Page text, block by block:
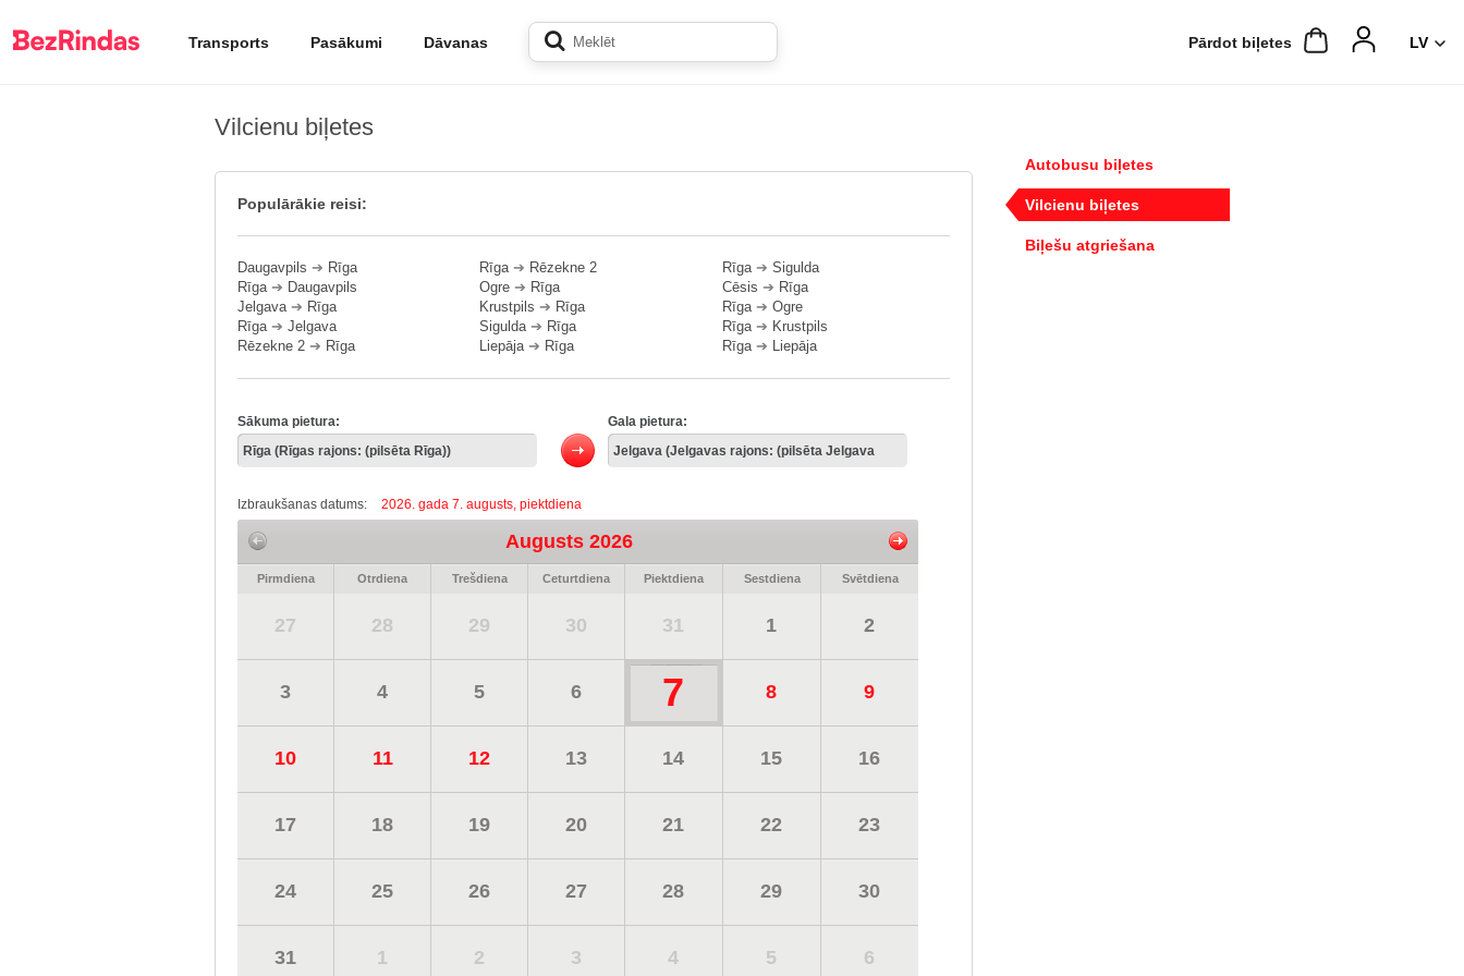
Transports Pasākumi Dāvanas Pārdot biļetes
Vilcienu biļetes
Populārākie reisi:
Daugavpils ➔ Rīga
Rīga➔ Daugavpils
Jelgava➔ Rīga
Rīga➔ Jelgava
Rēzekne 2 ➔ Rīga
Rīga➔ Rēzekne 2
Ogre ➔ Rīga
Krustpils ➔ Rīga
Sigulda➔ Rīga
Liepāja➔ Rīga
Rīga➔ Sigulda
Cēsis ➔ Rīga
Rīga➔ Ogre
Rīga➔ Krustpils
Rīga➔ Liepāja
Sākuma pietura: Gala pietura:
Izbraukšanas datums: 2026. gada 7. augusts, piektdiena
Augusts 2026
Pirmdiena Otrdiena Trešdiena Ceturtdiena Piektdiena Sestdiena Svētdiena
27 28 29 30 31 1 2
3 4 5 6 7 8 9
10 11 12 13 14 15 16
17 18 19 20 21 22 23
24 25 26 27 28 29 30
31 1 2 3 4 5 6
Autobusu biļetes
Vilcienu biļetes
Biļešu atgriešana